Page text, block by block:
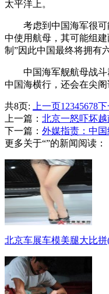
太平洋上。
考虑到中国海军很可
中使用航母，其可能组
制”因此中国最终将拥有
中国海军舰航母战斗
中国海横行，还会在尖阁
共8页: 上一页1 2345678下
上一篇： 北京一怒吓坏
下一篇： 外媒指责：中
更多关于“”的新闻阅读：
北京车展车模美腿大比拼